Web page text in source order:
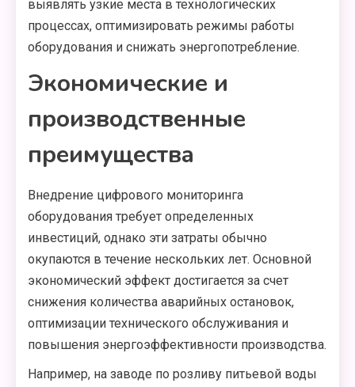
выявлять узкие места в технологических
процессах, оптимизировать режимы работы
оборудования и снижать энергопотребление.
Экономические и
производственные
преимущества
Внедрение цифрового мониторинга
оборудования требует определенных
инвестиций, однако эти затраты обычно
окупаются в течение нескольких лет. Основной
экономический эффект достигается за счет
снижения количества аварийных остановок,
оптимизации технического обслуживания и
повышения энергоэффективности производства.
Например, на заводе по розливу питьевой воды